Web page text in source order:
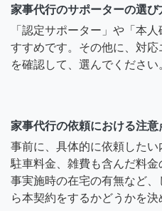
家事代行のサポーターの選び
「認定サポーター」や「本
すすめです。その他に、対
を確認して、選んでください
家事代行の依頼における注意
事前に、具体的に依頼した
駐車料金、雑費も含んだ料
事実施時の在宅の有無など
ら本契約をするかどうかを決